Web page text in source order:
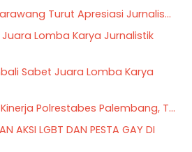
Turut Apresiasi Jurnalis...
Lomba Karya Jurnalistik
Sabet Juara Lomba Karya
Kinerja Polrestabes Palembang, T...
AKSI LGBT DAN PESTA GAY DI